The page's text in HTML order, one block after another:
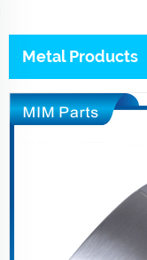
Metal Products